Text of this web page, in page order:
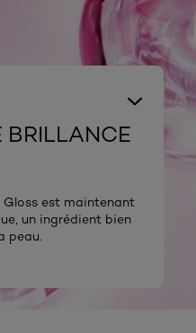
BRILLANCE
Gloss est maintenant
un ingrédient bien
peau.